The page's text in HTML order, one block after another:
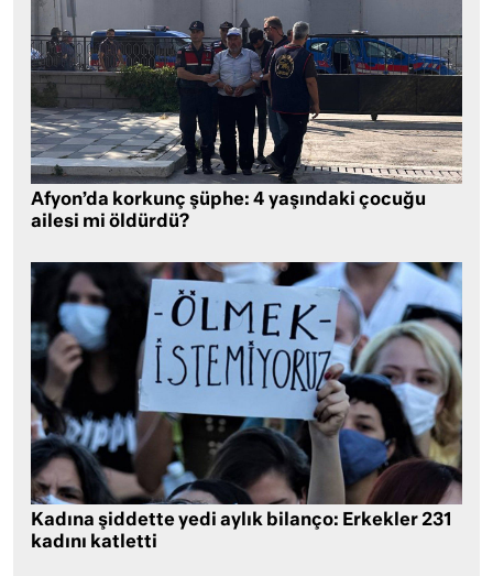
Afyon’da korkunç şüphe: 4 yaşındaki çocuğu
ailesi mi öldürdü?
Kadına şiddette yedi aylık bilanço: Erkekler 231
kadını katletti